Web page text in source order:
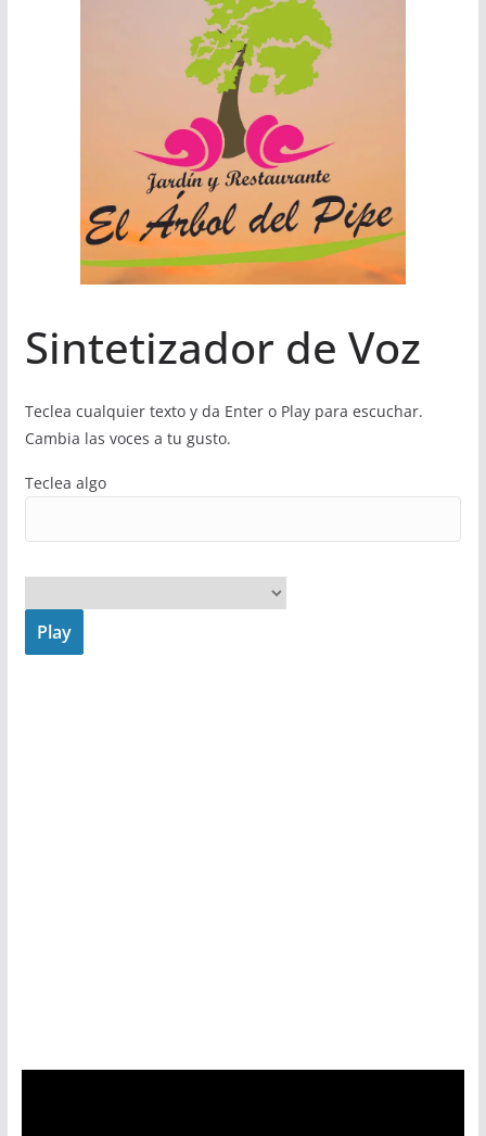
Sintetizador de Voz
Teclea cualquier texto y da Enter o Play para escuchar.
Cambia las voces a tu gusto.
Teclea algo
Play